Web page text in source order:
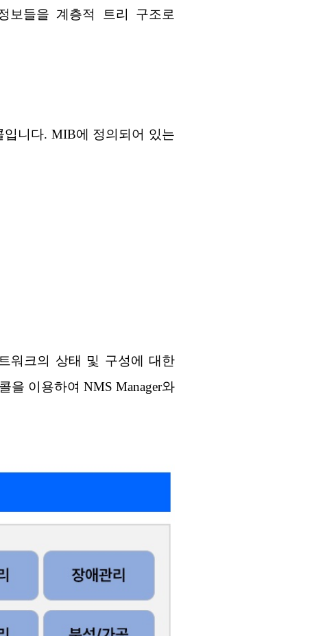
보들을 계층적 트리 구조로
니다. MIB에 정의되어 있는
워크의 상태 및 구성에 대한
을 이용하여 NMS Manager와